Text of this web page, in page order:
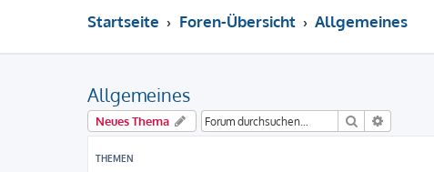
Startseite Foren-Übersicht Allgemeines
Allgemeines
Neues Thema Suche
THEMEN